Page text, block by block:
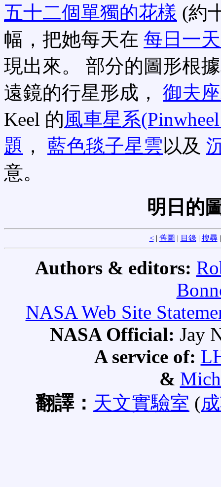
五十二個單獨的花樣 (約
幅，把她每天在 每日一
現出來。 部分的圖形根
遠鏡的行星形成， 御夫
Keel 的風車星系
題 ， 藍色毯子星雲以及
意。
明日的
<| 舊圖 | 目錄| 搜尋
Authors & editors:
NASA Web Site
NASA Official: Jay
A service of:
&
翻譯： 天文實驗室 (